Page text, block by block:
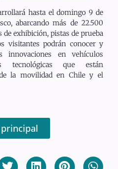
hasta el domingo 9 de
abarcando más de 22.500
de exhibición, pistas de prueba
visitantes podrán conocer y
innovaciones en vehículos
tecnológicas que están
la movilidad en Chile y el
principal